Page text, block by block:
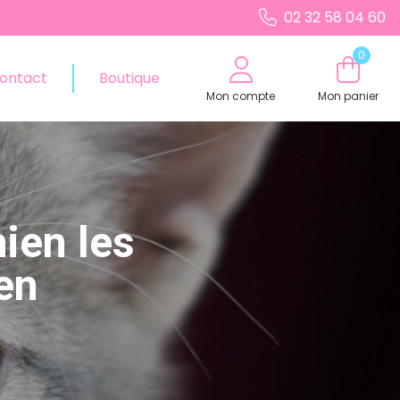
02 32 58 04 60
Boutique
Mon compte
0
Mon panier
les